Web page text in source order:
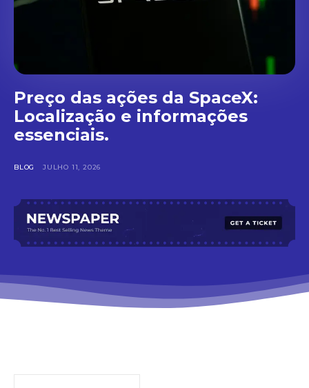
Preço das ações da SpaceX:
Localização e informações
essenciais.
BLOG JULHO 11, 2026